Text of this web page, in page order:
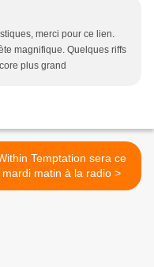
merci pour ce lien.
magnifique. Quelques riffs
plus grand
Temptation sera ce
mardi matin à la radio >